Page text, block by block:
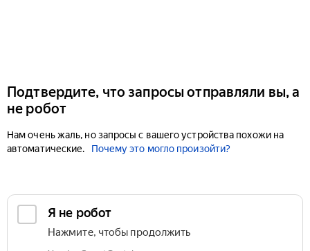
Подтвердите, что запросы отправляли вы, а
не робот
Нам очень жаль, но запросы с вашего устройства похожи на
автоматические.
Почему это могло произойти?